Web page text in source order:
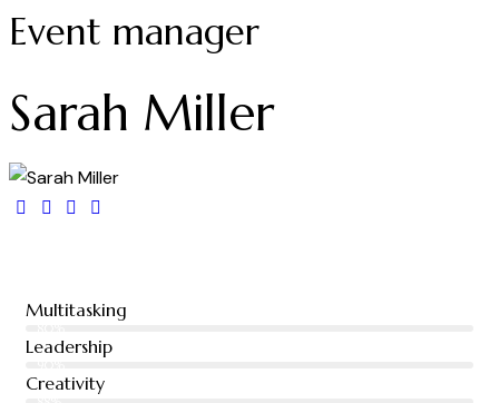
Event manager
Sarah Miller
Multitasking
Leadership
Creativity